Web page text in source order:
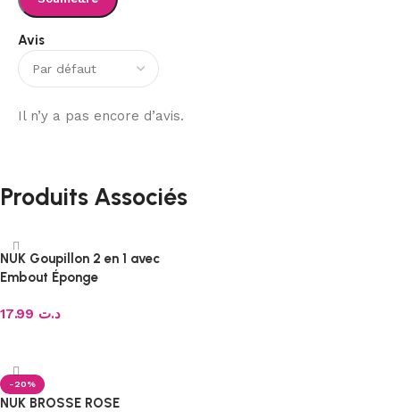
Avis
Il n’y a pas encore d’avis.
Produits Associés
NUK Goupillon 2 en 1 avec
Embout Éponge
د.ت
-20%
NUK BROSSE ROSE